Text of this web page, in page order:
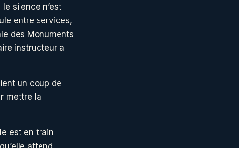
silence n’est
entre services,
des Monuments
instructeur a
un coup de
mettre la
est en train
attend